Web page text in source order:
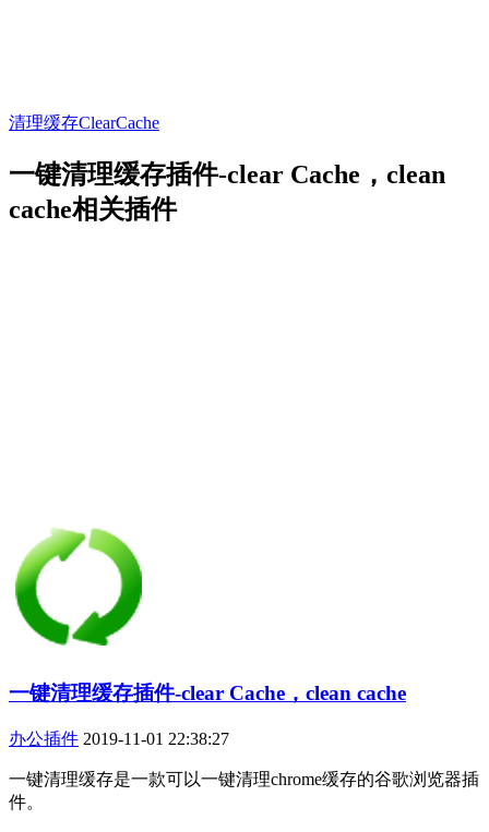
清理缓存ClearCache
一键清理缓存插件-clear Cache，clean
cache相关插件
一键清理缓存插件-clear Cache，clean cache
办公插件 2019-11-01 22:38:27
一键清理缓存是一款可以一键清理chrome缓存的谷歌浏览器插
件。